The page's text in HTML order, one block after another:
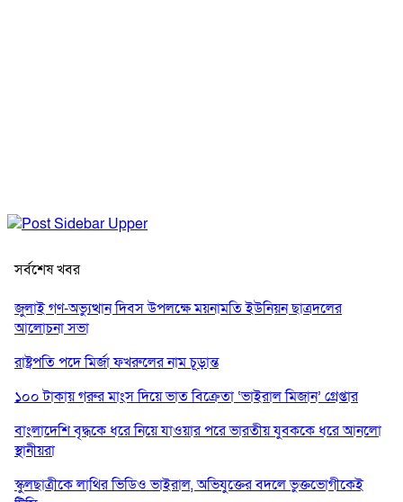
সর্বশেষ খবর
জুলাই গণ-অভ্যুত্থান দিবস উপলক্ষে ময়নামতি ইউনিয়ন ছাত্রদলের
আলোচনা সভা
রাষ্ট্রপতি পদে মির্জা ফখরুলের নাম চূড়ান্ত
১০০ টাকায় গরুর মাংস দিয়ে ভাত বিক্রেতা ‘ভাইরাল মিজান’ গ্রেপ্তার
বাংলাদেশি বৃদ্ধকে ধরে নিয়ে যাওয়ার পরে ভারতীয় যুবককে ধরে আনলো
স্থানীয়রা
স্কুলছাত্রীকে লাথির ভিডিও ভাইরাল, অভিযুক্তের বদলে ভুক্তভোগীকেই